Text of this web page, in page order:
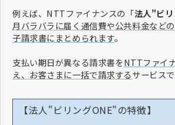
例えば、NTTファイナンスの「法人"ビ
月バラバラに届く通信費や公共料金など
子請求書にまとめられます。
支払い期日が異なる請求書をNTTファイ
え、お客さまに一括で請求するサービスで
【法人"ビリングONE"の特徴】